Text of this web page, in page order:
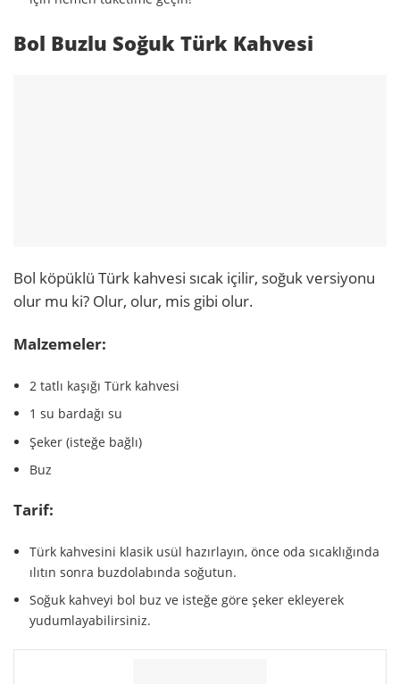
Bol Buzlu Soğuk Türk Kahvesi
Bol köpüklü Türk kahvesi sıcak içilir, soğuk versiyonu
olur mu ki? Olur, olur, mis gibi olur.
Malzemeler:
2 tatlı kaşığı Türk kahvesi
1 su bardağı su
Şeker (isteğe bağlı)
Buz
Tarif:
Türk kahvesini klasik usül hazırlayın, önce oda sıcaklığında
ılıtın sonra buzdolabında soğutun.
Soğuk kahveyi bol buz ve isteğe göre şeker ekleyerek
yudumlayabilirsiniz.